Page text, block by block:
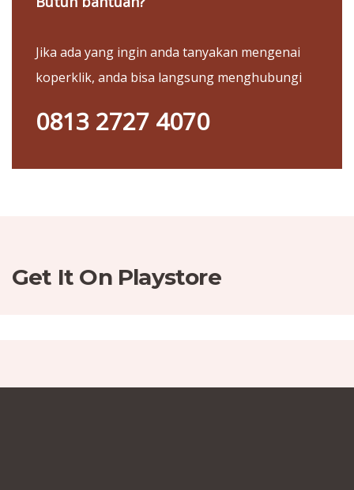
Jika ada yang ingin anda tanyakan mengenai
koperklik, anda bisa langsung menghubungi
0813 2727 4070
Get It On Playstore